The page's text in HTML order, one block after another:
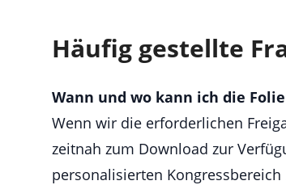
Häufig gestellte
Wann und wo kann ich die
Wenn wir die erforderlichen
zeitnah zum Download zur
personalisierten